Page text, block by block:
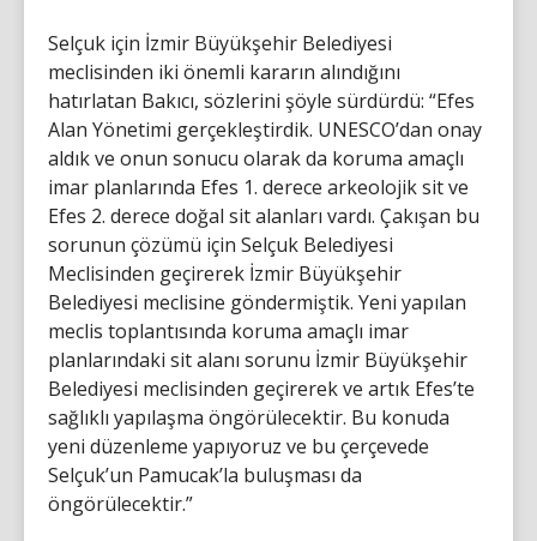
Selçuk için İzmir Büyükşehir Belediyesi
meclisinden iki önemli kararın alındığını
hatırlatan Bakıcı, sözlerini şöyle sürdürdü: “Efes
Alan Yönetimi gerçekleştirdik. UNESCO’dan onay
aldık ve onun sonucu olarak da koruma amaçlı
imar planlarında Efes 1. derece arkeolojik sit ve
Efes 2. derece doğal sit alanları vardı. Çakışan bu
sorunun çözümü için Selçuk Belediyesi
Meclisinden geçirerek İzmir Büyükşehir
Belediyesi meclisine göndermiştik. Yeni yapılan
meclis toplantısında koruma amaçlı imar
planlarındaki sit alanı sorunu İzmir Büyükşehir
Belediyesi meclisinden geçirerek ve artık Efes’te
sağlıklı yapılaşma öngörülecektir. Bu konuda
yeni düzenleme yapıyoruz ve bu çerçevede
Selçuk’un Pamucak’la buluşması da
öngörülecektir.”